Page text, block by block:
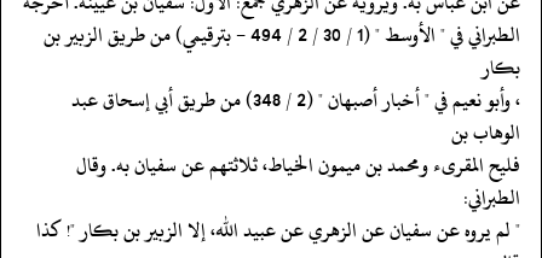
‏‏‏‏الطبراني في " الأوسط " (1 / 30 / 2 / 494 - بترقيمي) من طريق الزبير بن
بكار
‏‏‏‏، وأبو نعيم في " أخبار أصبهان " (2 / 348) من طريق أبي إسحاق عبد
الوهاب بن
‏‏‏‏فليح المقرىء ومحمد بن ميمون الخياط، ثلاثتهم عن سفيان به. وقال
الطبراني:
‏‏‏‏" لم يروه عن سفيان عن الزهري عن عبيد الله، إلا الزبير بن بكار "! كذا